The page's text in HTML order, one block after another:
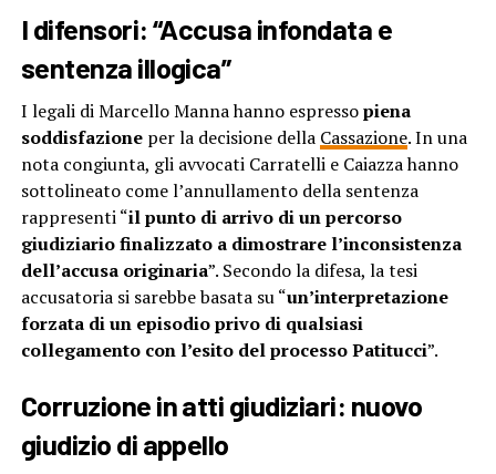
I difensori: “Accusa infondata e
sentenza illogica”
I legali di Marcello Manna hanno espressopiena
soddisfazioneper la decisione della Cassazione. In una
nota congiunta, gli avvocati Carratelli e Caiazza hanno
sottolineato come l’annullamento della sentenza
rappresenti “il punto di arrivo di un percorso
giudiziario finalizzato a dimostrare l’inconsistenza
dell’accusa originaria”. Secondo la difesa, la tesi
accusatoria si sarebbe basata su “un’interpretazione
forzata di un episodio privo di qualsiasi
collegamento con l’esito del processo Patitucci”.
Corruzione in atti giudiziari: nuovo
giudizio di appello